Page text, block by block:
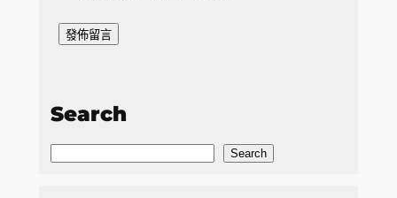
Search
S
Search